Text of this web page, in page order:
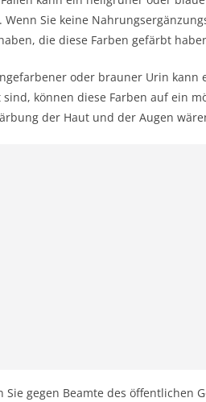
Wenn Sie keine
die diese Farben gefärbt
oder brauner Urin kann
können diese Farben auf ein
der Haut und der Augen
Sie gegen Beamte des öffentlichen